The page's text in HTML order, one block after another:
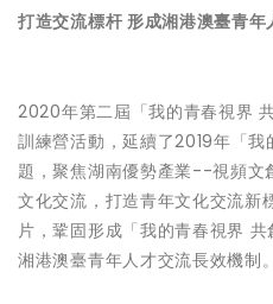
打造交流標杆 形成湘港澳臺青
2020年第二屆「我的青春視界
訓練營活動，延續了2019年「
題，聚焦湖南優勢產業--視頻文
文化交流，打造青年文化交流新
片，鞏固形成「我的青春視界
湘港澳臺青年人才交流長效機制。